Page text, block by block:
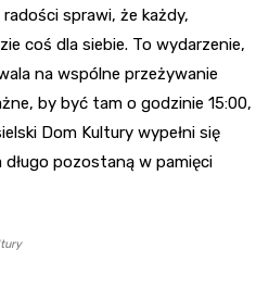
sprawi, że każdy,
coś dla siebie. To wydarzenie,
na wspólne przeżywanie
by być tam o godzinie 15:00,
Dom Kultury wypełni się
pozostaną w pamięci